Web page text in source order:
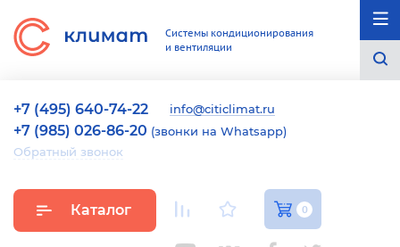
Системы кондиционирования
и вентиляции
+7 (495) 640-74-22 info@citiclimat.ru
+7 (985) 026-86-20 (звонки на Whatsapp)
Обратный звонок
Каталог 0